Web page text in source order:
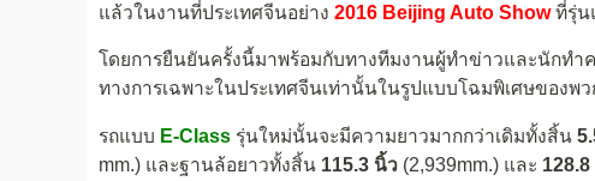
แล้วในงานที่ประเทศจีนอย่าง 2016 Beijing Auto Showที่รุ่น
โดยการยืนยันครั้งนี้มาพร้อมกับทางทีมงานผู้ทำข่าวและนักทำ
ทางการเฉพาะในประเทศจีนเท่านั้นในรูปแบบโฉมพิเศษของพว
รถแบบ E-Class รุ่นใหม่นั้นจะมีความยาวมากกว่าเดิมทั้งสิ้น
mm.) และฐานล้อยาวทั้งสิ้น 115.3 นิ้ว (2,939mm.) และ